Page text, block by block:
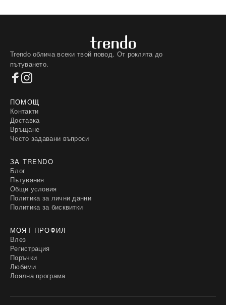
Trendo облича всеки твой повод. От роклята до
пътуването.
ПОМОЩ
Контакти
Доставка
Връщане
Често задавани въпроси
ЗА TRENDO
Блог
Пътувания
Общи условия
Политика за лични данни
Политика за бисквитки
МОЯТ ПРОФИЛ
Влез
Регистрация
Поръчки
Любими
Лоялна програма